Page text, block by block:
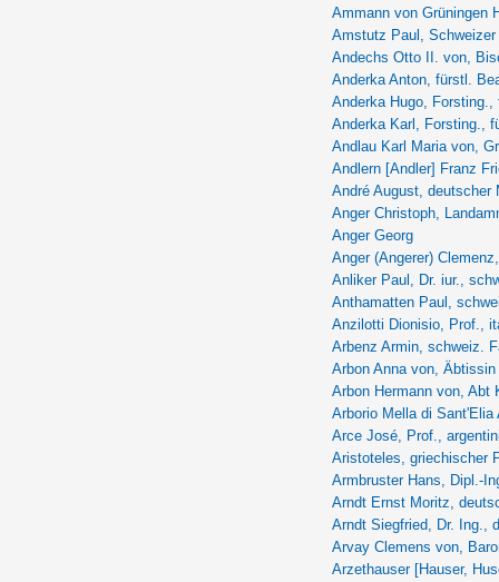
Ammann von Grüningen
Amstutz Paul, Schweizer
Andechs Otto II. von,
Anderka Anton, fürstl.
Anderka Hugo,
Anderka Karl, Forsting.,
Andlau Karl Maria von,
Andlern [Andler] Franz
André August, deutscher
Anger Christoph,
Anger Georg
Anger (Angerer)
Anliker Paul, Dr. iur.,
Anthamatten Paul,
Anzilotti Dionisio, Prof.,
Arbenz Armin, schweiz.
Arbon Anna von,
Arbon Hermann von, Abt
Arborio Mella di
Arce José, Prof.,
Aristoteles, griechischer
Armbruster Hans, Dipl.-
Arndt Ernst Moritz,
Arndt Siegfried, Dr. Ing.,
Arvay Clemens von,
Arzethauser [Hauser,